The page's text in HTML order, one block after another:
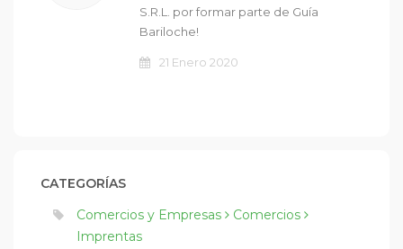
S.R.L. por formar parte de Guía
Bariloche!
21 Enero 2020
CATEGORÍAS
Comercios y Empresas
Comercios
Imprentas